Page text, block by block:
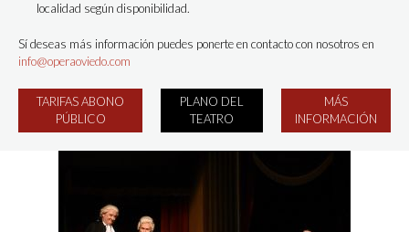
localidad según disponibilidad.
Sí deseas más información puedes ponerte en contacto con nosotros en
info@operaoviedo.com
TARIFAS ABONO
PÚBLICO
PLANO DEL
TEATRO
MÁS
INFORMACIÓN